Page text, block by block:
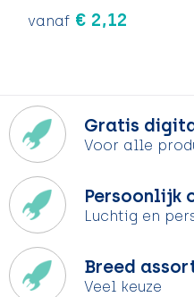
vanaf € 2,12
Gratis
Voor alle
Persoonlijk
Luchtig en
Breed
Veel keuze